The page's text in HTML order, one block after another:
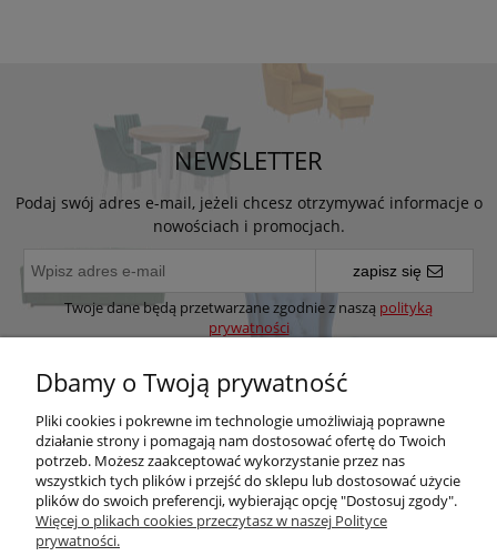
NEWSLETTER
Podaj swój adres e-mail, jeżeli chcesz otrzymywać informacje o
nowościach i promocjach.
zapisz się
Twoje dane będą przetwarzane zgodnie z naszą polityką
prywatności
Pomoc
Moje konto
Płatności i dostawa
Dbamy o Twoją prywatność
Pliki cookies i pokrewne im technologie umożliwiają poprawne
działanie strony i pomagają nam dostosować ofertę do Twoich
potrzeb. Możesz zaakceptować wykorzystanie przez nas
wszystkich tych plików i przejść do sklepu lub dostosować użycie
plików do swoich preferencji, wybierając opcję "Dostosuj zgody".
Więcej o plikach cookies przeczytasz w naszej Polityce
prywatności.